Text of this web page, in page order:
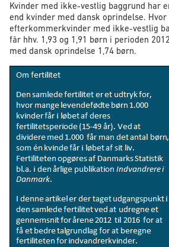
Kvinder med ikke-vestlig baggrund har
end kvinder med dansk oprindelse.
efterkommerkvinder med ikke-vestlig
får hhv. 1,93 og 1,91 børn i perioden
med dansk oprindelse 1,74 børn.